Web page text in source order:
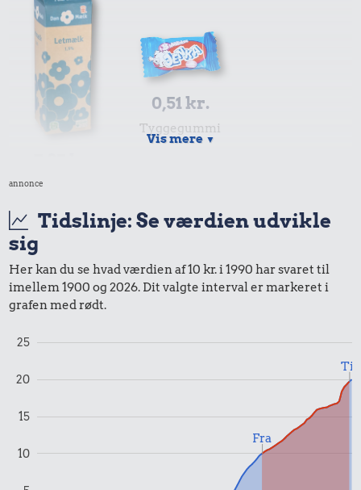
1 liter mælk
0,51 kr.
Tyggegummi
Samlet pris i 1990
Vis mere ▼
annonce
Tidslinje: Se værdien udvikle
sig
Her kan du se hvad værdien af 10 kr. i 1990 har svaret til
imellem 1900 og 2026. Dit valgte interval er markeret i
grafen med rødt.
10
15
20
25
Fra
Til